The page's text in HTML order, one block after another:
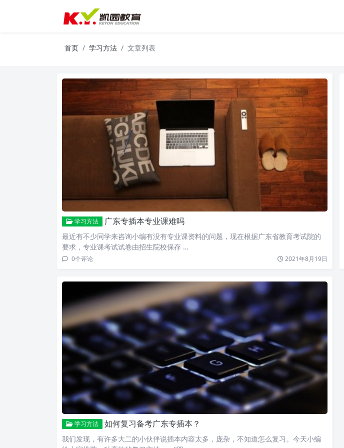
首页 学习方法 文章列表
学习方法 广东专插本专业课难吗
最近有不少同学来咨询小编有没有专业课资料的问题，现在根据广东省教育考试院的
要求，专业课考试试卷由招生院校保存 …
0个评论 2021年8月19日
学习方法 如何复习备考广东专插本？
我们发现，有许多大二的小伙伴说插本内容太多，庞杂，不知道怎么复习。今天小编